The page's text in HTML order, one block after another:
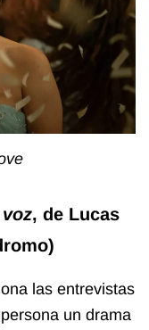
, de Lucas
las entrevistas
un drama